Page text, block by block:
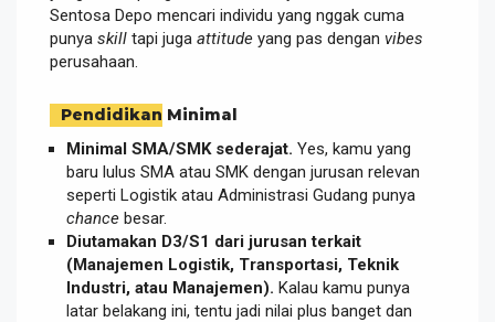
Sentosa Depo mencari individu yang nggak cuma
punya skill tapi juga attitude yang pas dengan vibes
perusahaan.
Pendidikan Minimal
Minimal SMA/SMK sederajat. Yes, kamu yang
baru lulus SMA atau SMK dengan jurusan relevan
seperti Logistik atau Administrasi Gudang punya
chance besar.
Diutamakan D3/S1 dari jurusan terkait
(Manajemen Logistik, Transportasi, Teknik
Industri, atau Manajemen). Kalau kamu punya
latar belakang ini, tentu jadi nilai plus banget dan